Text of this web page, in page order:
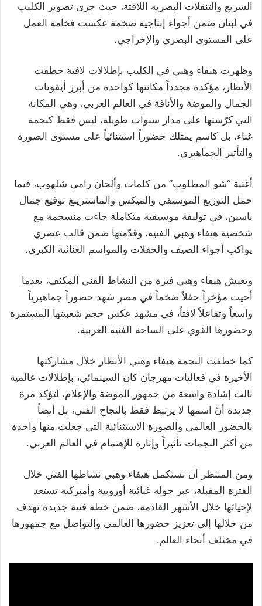
السريع والتنقلات البصرية اللافتة، حيث جرى تصوير الكليب
في لبنان ضمن أجواء إنتاجية ضخمة عكست فخامة العمل
على المستوى البصري والإخراجي.
وظهرت هيفاء وهبي في الكليب بإطلالات لافتة خطفت
الأنظار، مؤكدة مجدداً مكانتها كواحدة من أبرز أيقونات
الجمال والموضة والأناقة في العالم العربي، وهي المكانة
التي كرّستها على مدار سنوات طويلة، ليس فقط كنجمة
غناء، بل كاسم يمتلك حضوراً استثنائياً على مستوى الصورة
والتأثير الجماهيري.
أغنية “شو المطلوب” من كلمات وألحان رامي شلهوب، فيما
حمل التوزيع الموسيقي والميكس والماسترينغ توقيع جمال
ياسين، في توليفة موسيقية متكاملة جاءت منسجمة مع
شخصية هيفاء وهبي الفنية، وقدّمتها ضمن قالب عصري
يواكب أجواء الصيف والحفلات والمواسم الغنائية الكبرى.
وتعيش هيفاء وهبي فترة من النشاط الفني المكثف، بعدما
أحيت مؤخراً حفلاً ضخماً في مصر شهد حضوراً جماهيرياً
واسعاً وتفاعلاً لافتاً، في مشهد عكس حجم شعبيتها المستمرة
وحضورها القوي على الساحة الفنية العربية.
كما خطفت النجمة هيفاء وهبي الأنظار خلال مشاركتها
الأخيرة في فعاليات مهرجان كان السينمائي، بإطلالات عالمية
نالت إشادة واسعة من جمهور الموضة والإعلام، لتؤكد مرة
جديدة أنّ اسمها لا يرتبط فقط بالنجاح الفني، بل أيضاً
بالحضور العالمي والصورة الاستثنائية التي جعلت منها واحدة
من أكثر النجمات تأثيراً وإثارة للإهتمام في العالم العربي.
ومن المنتظر أن تستكمل هيفاء وهبي نشاطها الفني خلال
الفترة المقبلة، عبر جولة غنائية أوروبية وأميركية تستعد
لإحيائها خلال الأشهر القادمة، ضمن خطة فنية جديدة تهدف
من خلالها إلى تعزيز حضورها العالمي والتواصل مع جمهورها
في مختلف أنحاء العالم.